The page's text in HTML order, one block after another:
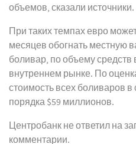
объемов, сказали источники.
При таких темпах евро
месяцев обогнать местную
боливар, по объему
внутреннем рынке. По
стоимость всех боливаров
порядка $59 миллионов.
Центробанк не ответил на
комментарии.